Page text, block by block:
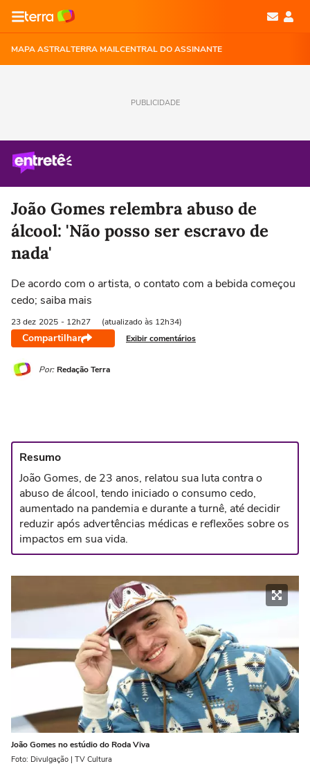
MAPA ASTRALTERRA MAILCENTRAL DO ASSINANTE
PUBLICIDADE
João Gomes relembra abuso de
álcool: 'Não posso ser escravo de
nada'
De acordo com o artista, o contato com a bebida começou
cedo; saiba mais
23 dez 2025 - 12h27 (atualizado às 12h34)
Compartilhar Exibir comentários
Por: Redação Terra
Resumo
João Gomes, de 23 anos, relatou sua luta contra o
abuso de álcool, tendo iniciado o consumo cedo,
aumentado na pandemia e durante a turnê, até decidir
reduzir após advertências médicas e reflexões sobre os
impactos em sua vida.
João Gomes no estúdio do Roda Viva
Foto: Divulgação | TV Cultura